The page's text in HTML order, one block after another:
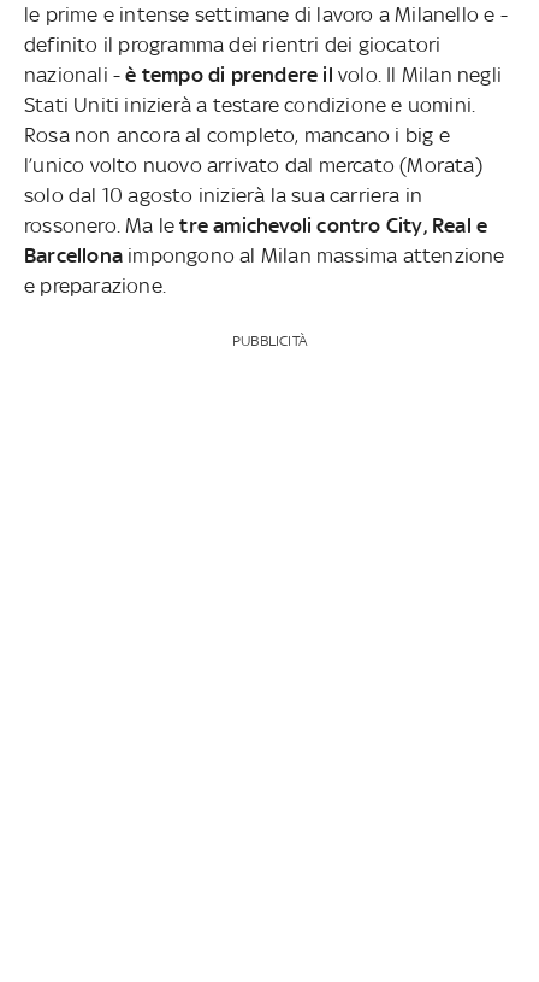
le prime e intense settimane di lavoro a Milanello e -
definito il programma dei rientri dei giocatori
nazionali -è tempo di prendere ilvolo. Il Milan negli
Stati Uniti inizierà a testare condizione e uomini.
Rosa non ancora al completo, mancano i big e
l’unico volto nuovo arrivato dal mercato (Morata)
solo dal 10 agosto inizierà la sua carriera in
rossonero. Ma letre amichevoli contro City, Real e
Barcellona impongono al Milan massima attenzione
e preparazione.
PUBBLICITÀ